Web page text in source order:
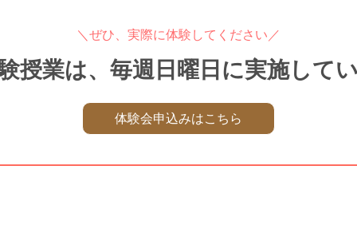
＼ぜひ、実際に体験してください／
授業は、毎週日曜日に実施して
体験会申込みはこちら